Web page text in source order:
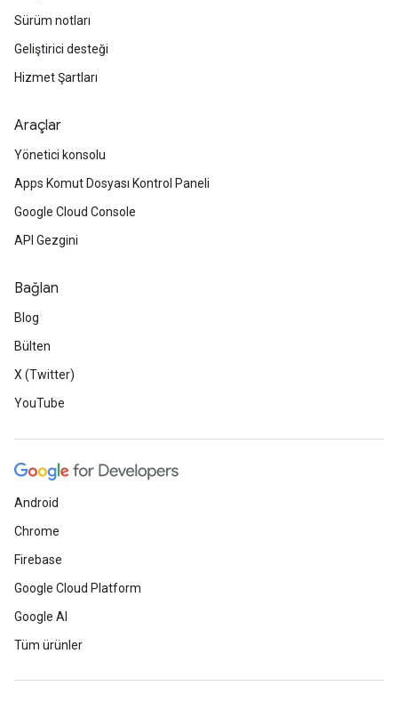
Sürüm notları
Geliştirici desteği
Hizmet Şartları
Araçlar
Yönetici konsolu
Apps Komut Dosyası Kontrol Paneli
Google Cloud Console
API Gezgini
Bağlan
Blog
Bülten
X (Twitter)
YouTube
Android
Chrome
Firebase
Google Cloud Platform
Google AI
Tüm ürünler